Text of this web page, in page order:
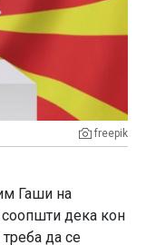
freepik
Гаши на
дека кон
треба да се